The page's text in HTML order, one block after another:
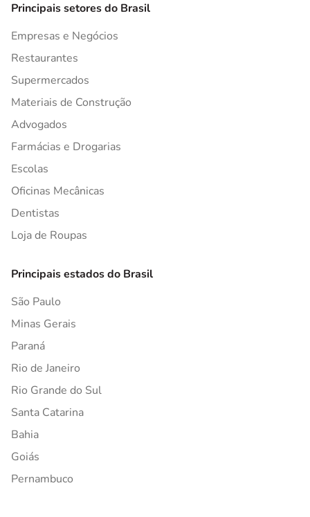
Principais setores do Brasil
Empresas e Negócios
Restaurantes
Supermercados
Materiais de Construção
Advogados
Farmácias e Drogarias
Escolas
Oficinas Mecânicas
Dentistas
Loja de Roupas
Principais estados do Brasil
São Paulo
Minas Gerais
Paraná
Rio de Janeiro
Rio Grande do Sul
Santa Catarina
Bahia
Goiás
Pernambuco